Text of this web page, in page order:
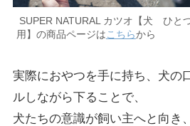
SUPER NATURAL カツオ【犬
用】の商品ページは こちらから
ひと
実際におやつを手に持ち、犬の
ルしながら下ることで、
犬たちの意識が飼い主へと向き